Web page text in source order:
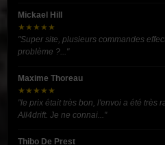
Mickael Hill
★★★★★
"Super site, plusieurs commandes
problème ?..."
Maxime Thoreau
★★★★★
"le prix était très bon, l'envoi a été très
All4drift. Je ne connai..."
Thibo De Prest